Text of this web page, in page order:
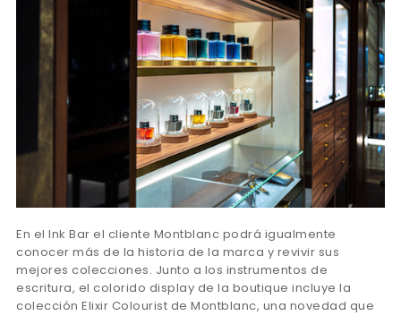
En el Ink Bar el cliente Montblanc podrá igualmente
conocer más de la historia de la marca y revivir sus
mejores colecciones. Junto a los instrumentos de
escritura, el colorido display de la boutique incluye la
colección Elixir Colourist de Montblanc, una novedad que